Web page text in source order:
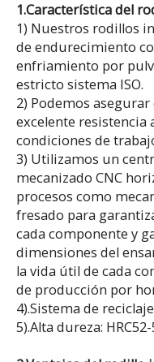
1.Característica del
1) Nuestros rodillos
de endurecimiento
enfriamiento por
estricto sistema ISO.
2) Podemos
excelente resistencia
condiciones de
3) Utilizamos un
mecanizado CNC
procesos como
fresado para
cada componente y
dimensiones del
la vida útil de cada
de producción por
4).Sistema de
5).Alta dureza: